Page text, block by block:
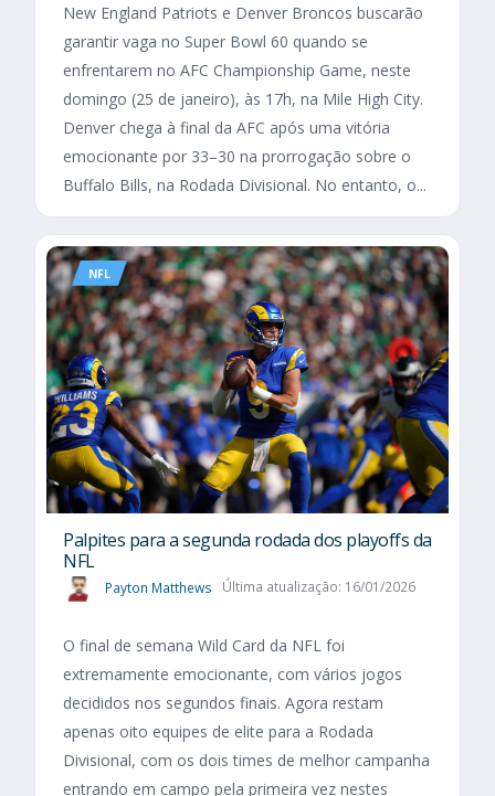
New England Patriots e Denver Broncos buscarão
garantir vaga no Super Bowl 60 quando se
enfrentarem no AFC Championship Game, neste
domingo (25 de janeiro), às 17h, na Mile High City.
Denver chega à final da AFC após uma vitória
emocionante por 33–30 na prorrogação sobre o
Buffalo Bills, na Rodada Divisional. No entanto, o...
NFL
Palpites para a segunda rodada dos playoffs da
NFL
Payton Matthews Última atualização: 16/01/2026
O final de semana Wild Card da NFL foi
extremamente emocionante, com vários jogos
decididos nos segundos finais. Agora restam
apenas oito equipes de elite para a Rodada
Divisional, com os dois times de melhor campanha
entrando em campo pela primeira vez nestes